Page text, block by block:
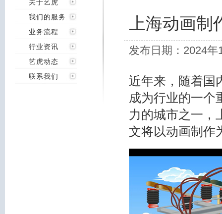
关于艺虎
我们的服务
业务流程
行业资讯
艺虎动态
联系我们
上海动画
发布日期：2024
近年来，随着国
成为行业的一个
力的城市之一，
文将以动画制作